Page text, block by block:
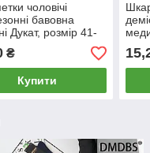
чоловічі
бавовна
Дукат, розмір 41-
139
₴
Купити